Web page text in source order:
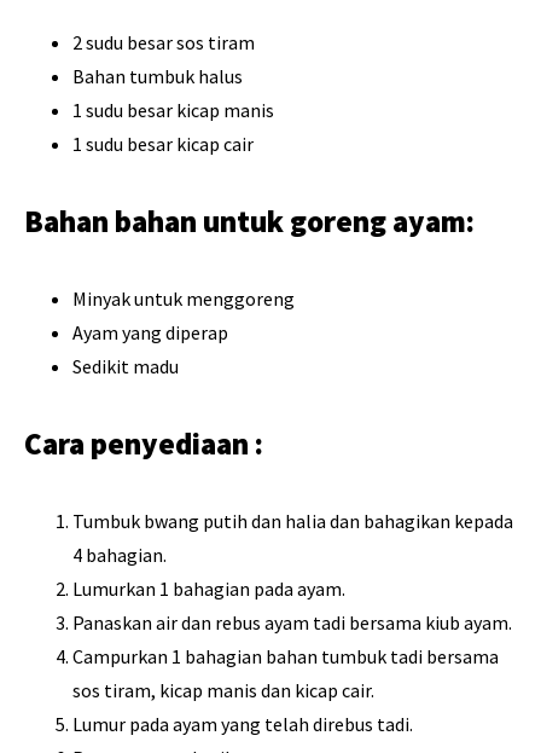
2 sudu besar sos tiram
Bahan tumbuk halus
1 sudu besar kicap manis
1 sudu besar kicap cair
Bahan bahan untuk goreng ayam:
Minyak untuk menggoreng
Ayam yang diperap
Sedikit madu
Cara penyediaan :
Tumbuk bwang putih dan halia dan bahagikan kepada
4 bahagian.
Lumurkan 1 bahagian pada ayam.
Panaskan air dan rebus ayam tadi bersama kiub ayam.
Campurkan 1 bahagian bahan tumbuk tadi bersama
sos tiram, kicap manis dan kicap cair.
Lumur pada ayam yang telah direbus tadi.